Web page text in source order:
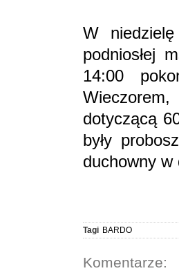
W
podniosłej
14:00
dotyczącą
były
duchowny w
Tagi BARDO
Komentarze: